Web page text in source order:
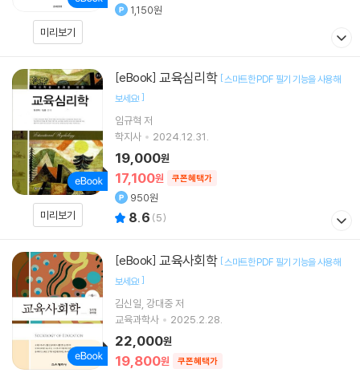
미리보기
1,150원
미리보기
[eBook] 교육심리학 [스마트한 PDF 필기 기능을 사용해
보세요!]
임규혁 저
학지사
2024.12.31.
17,100원 쿠폰혜택가
19,000원
950원
8.6 (5)
[eBook] 교육사회학 [스마트한 PDF 필기 기능을 사용해
보세요!]
김신일 강대중저
교육과학사
2025.2.28.
19,800원 쿠폰혜택가
22,000원